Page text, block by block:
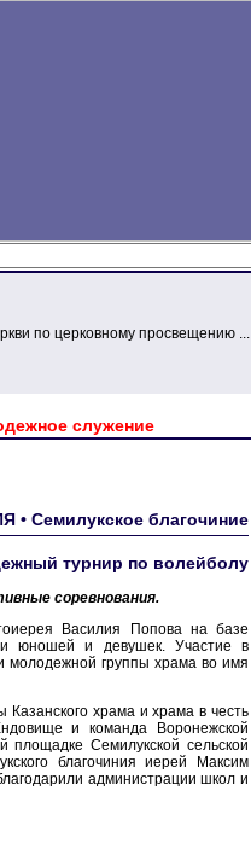
по церковному просвещению ...
служение
Семилукское благочиние
турнир по волейболу
соревнования.
Василия Попова на базе
юношей и девушек. Участие в
молодежной группы храма во имя
храма и храма в честь
и команда Воронежской
площадке Семилукской сельской
благочиния иерей Максим
администрации школ и